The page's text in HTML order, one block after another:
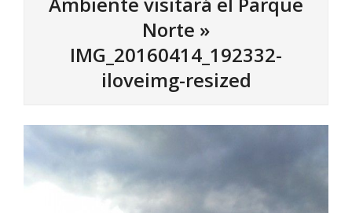
Norte »
IMG_20160414_192332-
iloveimg-resized